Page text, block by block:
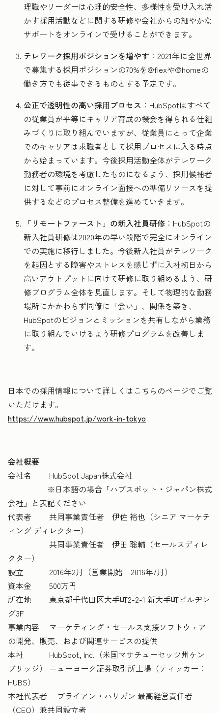
理職やリーダーは心理的安全性、多様性を受け入れ活
かす採用活動などに関する研修や会社からの細やかな
サポートをオンラインで受けることができます。
テレワーク採用ポジションを増やす ：2021年に全世界
で募集する採用ポジションの70%を@flexや@homeの
働き方でも従事できるものとする予定です。
公正で透明性の高い採用プロセス ：HubSpotはすべて
の従業員が平等にキャリア育成の機会を得られる仕組
みづくりに取り組んでいますが、従業員にとって企業
でのキャリアは求職者として採用プロセスに入る時点
から始まっています。今後採用活動全体がテレワーク
勤務者の環境を考慮したものになるよう、採用候補者
に対して事前にオンライン面接への準備リソースを提
供するなどのプロセス整備を進めていきます。
「リモートファースト」の新入社員研修 ：HubSpotの
新入社員研修は2020年の早い段階で完全にオンライン
での実施に移行しました。今後新入社員がテレワーク
を起因とする障害やストレスを感じずに入社初日から
高いアウトプットに向けて研修に取り組めるよう、研
修プログラム全体を見直します。そして物理的な勤務
場所にかかわらず同僚に「会い」、関係を築き、
HubSpotのビジョンとミッションを共有しながら業務
に取り組んでいけるよう研修プログラムを改善しま
す。
日本での採用情報について詳しくはこちらのページでご覧
いただけます。
https://www.hubspot.jp/work-in-tokyo
会社概要
会社名 HubSpot Japan株式会社
※日本語の場合「ハブスポット・ジャパン株式
会社」と表記ください
代表者 共同事業責任者 伊佐 裕也（シニア マーケテ
ィング ディレクター）
共同事業責任者 伊田 聡輔（セールスディレ
クター）
設立 2016年2月（営業開始 2016年7月）
資本金 500万円
所在地 東京都千代田区大手町2-2-1 新大手町ビルヂン
グ3F
事業内容 マーケティング・セールス支援ソフトウェア
の開発、販売、および関連サービスの提供
本社 HubSpot, Inc.（米国マサチューセッツ州ケン
ブリッジ） ニューヨーク証券取引所上場（ティッカー：
HUBS）
本社代表者 ブライアン・ハリガン 最高経営責任者
（CEO）兼共同設立者